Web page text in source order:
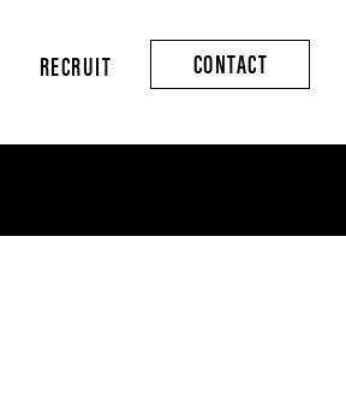
RECRUIT CONTACT